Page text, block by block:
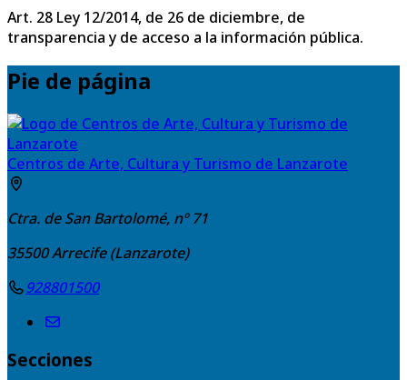
Art. 28 Ley 12/2014, de 26 de diciembre, de
transparencia y de acceso a la información pública.
Pie de página
Centros de Arte, Cultura y Turismo de Lanzarote
Ctra. de San Bartolomé, nº 71
35500Arrecife (Lanzarote)
928801500
Secciones